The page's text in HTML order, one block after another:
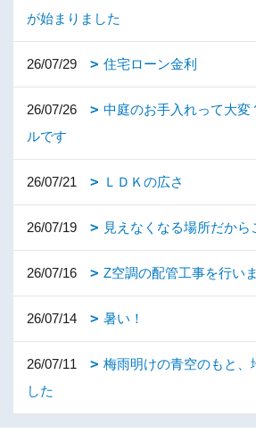
が始まりました
26/07/29 住宅ローン金利
26/07/26
中庭のお手入れって大変
ルです
26/07/21 ＬＤＫの広さ
26/07/19 見えなくなる場所だから
26/07/16 Z空調の配管工事を行い
26/07/14 暑い！
26/07/11
梅雨明けの青空のもと、
した